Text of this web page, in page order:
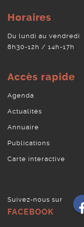
Horaires
Du lundi au vendredi
8h30-12h / 14h-17h
Accès rapide
Agenda
Actualités
Annuaire
Publications
Carte interactive
Suivez-nous sur
FACEBOOK